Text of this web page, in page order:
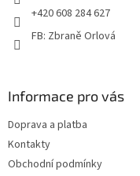
+420 608 284 627
FB: Zbraně Orlová
Informace pro vás
Doprava a platba
Kontakty
Obchodní podmínky